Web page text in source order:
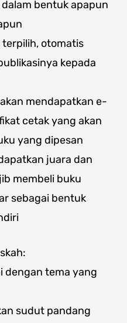
bentuk apapun
terpilih, otomatis
kepada
mendapatkan e-
cetak yang akan
yang dipesan
juara dan
membeli buku
sebagai bentuk
dengan tema yang
sudut pandang